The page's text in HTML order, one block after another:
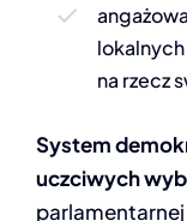
lokalnych
na rzecz
System
uczciwych